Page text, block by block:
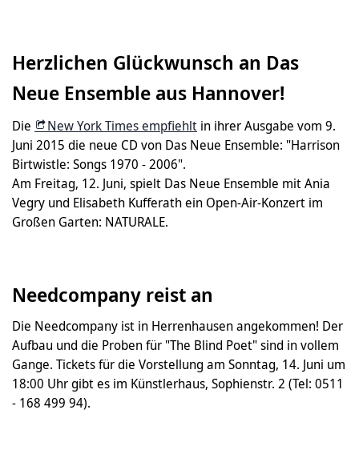
Herzlichen Glückwunsch an Das
Neue Ensemble aus Hannover!
Die New York Times empfiehlt in ihrer Ausgabe vom 9.
Juni 2015 die neue CD von Das Neue Ensemble: "Harrison
Birtwistle: Songs 1970 - 2006".
Am Freitag, 12. Juni, spielt Das Neue Ensemble mit Ania
Vegry und Elisabeth Kufferath ein Open-Air-Konzert im
Großen Garten: NATURALE.
Needcompany reist an
Die Needcompany ist in Herrenhausen angekommen! Der
Aufbau und die Proben für "The Blind Poet" sind in vollem
Gange. Tickets für die Vorstellung am Sonntag, 14. Juni um
18:00 Uhr gibt es im Künstlerhaus, Sophienstr. 2 (Tel: 0511
- 168 499 94).